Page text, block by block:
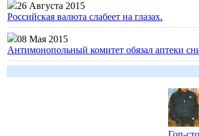
26 Августа 2015
Российская валюта слабеет на глазах.
08 Мая 2015
Антимонопольный комитет обязал аптеки
Гоп-